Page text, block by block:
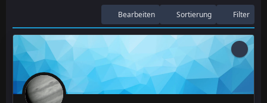
Bearbeiten Sortierung Filter